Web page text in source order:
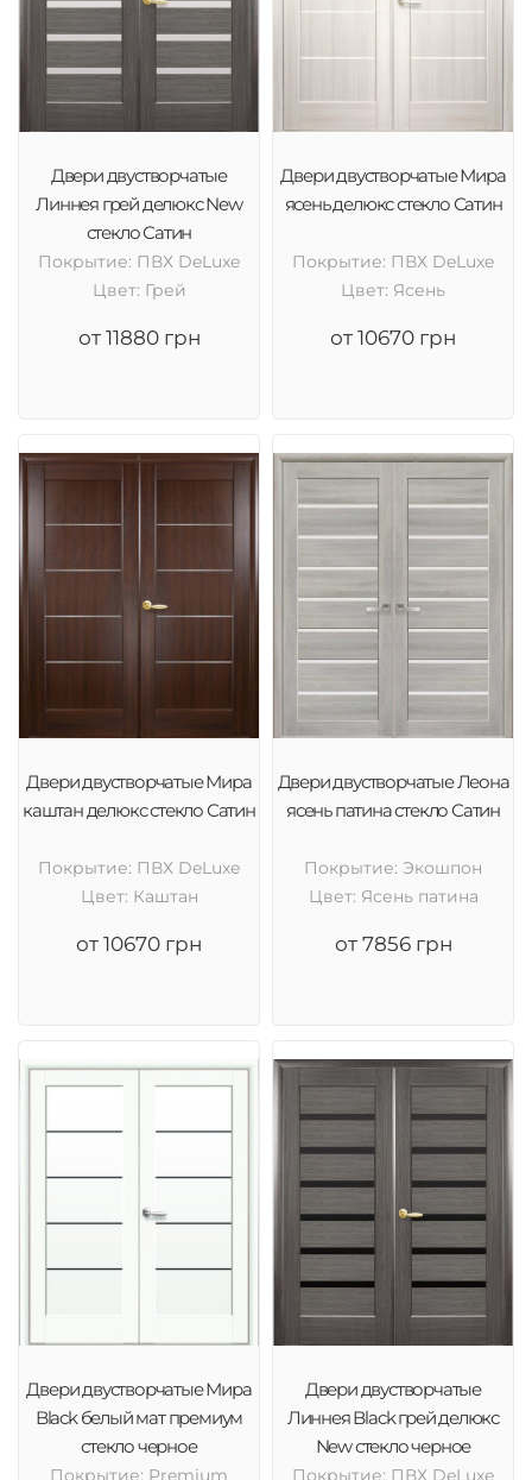
Двери двустворчатые
Линнея грей делюкс New
стекло Сатин
Покрытие: ПВХ DeLuxe
Цвет: Грей
от 11880 грн
Двери двустворчатые Мира
ясень делюкс стекло Сатин
Покрытие: ПВХ DeLuxe
Цвет: Ясень
от 10670 грн
Двери двустворчатые Мира
каштан делюкс стекло Сатин
Покрытие: ПВХ DeLuxe
Цвет: Каштан
от 10670 грн
Двери двустворчатые Леона
ясень патина стекло Сатин
Покрытие: Экошпон
Цвет: Ясень патина
от 7856 грн
Двери двустворчатые Мира
Black белый мат премиум
стекло черное
Покрытие: Premium
Двери двустворчатые
Линнея Black грей делюкс
New стекло черное
Покрытие: ПВХ DeLuxe